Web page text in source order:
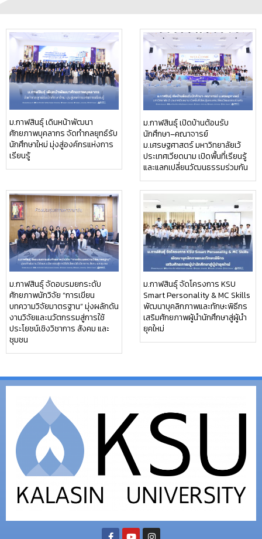
ม.กาฬสินธุ์ เดินหน้าพัฒนา
ศักยภาพบุคลากร จัดทำกลยุทธ์รับ
นักศึกษาใหม่ มุ่งสู่องค์กรแห่งการ
เรียนรู้
ม.กาฬสินธุ์ เปิดบ้านต้อนรับ
นักศึกษา–คณาจารย์
ม.เศรษฐศาสตร์ มหาวิทยาลัยเว้
ประเทศเวียดนาม เปิดพื้นที่เรียนรู้
และแลกเปลี่ยนวัฒนธรรมร่วมกัน
ม.กาฬสินธุ์ จัดอบรมยกระดับ
ศักยภาพนักวิจัย “การเขียน
บทความวิจัยมาตรฐาน” มุ่งผลักดัน
งานวิจัยและนวัตกรรมสู่การใช้
ประโยชน์เชิงวิชาการ สังคม และ
ชุมชน
ม.กาฬสินธุ์ จัดโครงการ KSU
Smart Personality & MC Skills
พัฒนาบุคลิกภาพและทักษะพิธีกร
เสริมศักยภาพผู้นำนักศึกษาสู่ผู้นำ
ยุคใหม่